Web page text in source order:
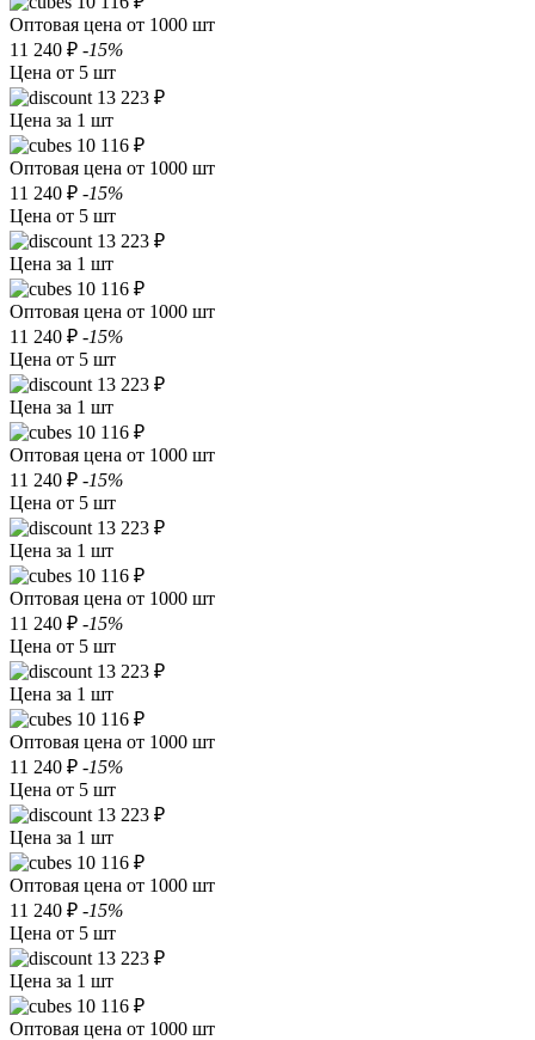
Оптовая цена от 1000 шт
11 240 ₽ -15%
Цена от 5 шт
13 223 ₽
Цена за 1 шт
10 116 ₽
Оптовая цена от 1000 шт
11 240 ₽ -15%
Цена от 5 шт
13 223 ₽
Цена за 1 шт
10 116 ₽
Оптовая цена от 1000 шт
11 240 ₽ -15%
Цена от 5 шт
13 223 ₽
Цена за 1 шт
10 116 ₽
Оптовая цена от 1000 шт
11 240 ₽ -15%
Цена от 5 шт
13 223 ₽
Цена за 1 шт
10 116 ₽
Оптовая цена от 1000 шт
11 240 ₽ -15%
Цена от 5 шт
13 223 ₽
Цена за 1 шт
10 116 ₽
Оптовая цена от 1000 шт
11 240 ₽ -15%
Цена от 5 шт
13 223 ₽
Цена за 1 шт
10 116 ₽
Оптовая цена от 1000 шт
11 240 ₽ -15%
Цена от 5 шт
13 223 ₽
Цена за 1 шт
10 116 ₽
Оптовая цена от 1000 шт